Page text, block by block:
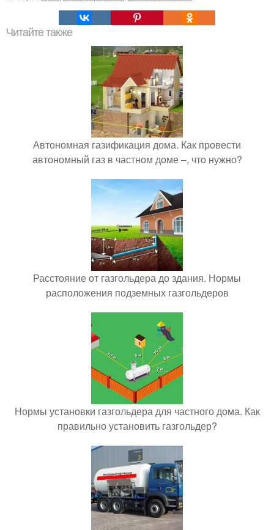
Читайте также
Автономная газификация дома. Как провести
автономный газ в частном доме –, что нужно?
Расстояние от газгольдера до здания. Нормы
расположения подземных газгольдеров
Нормы установки газгольдера для частного дома. Как
правильно установить газгольдер?